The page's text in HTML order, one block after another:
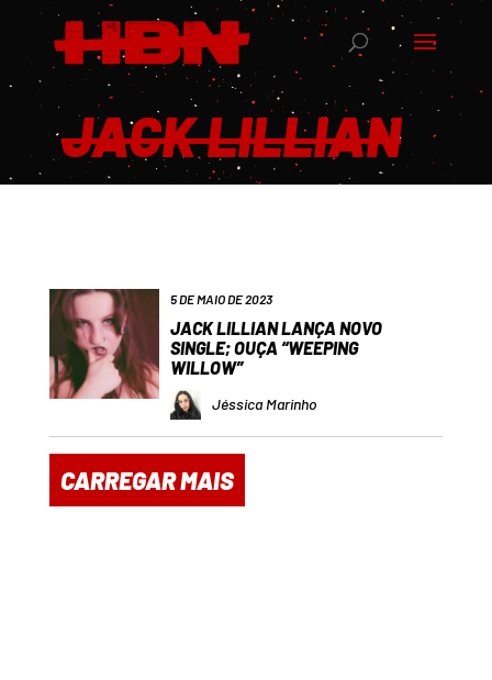
JACK LILLIAN
5 DE MAIO DE 2023
JACK LILLIAN LANÇA NOVO
SINGLE; OUÇA “WEEPING
WILLOW”
Jéssica Marinho
CARREGAR MAIS